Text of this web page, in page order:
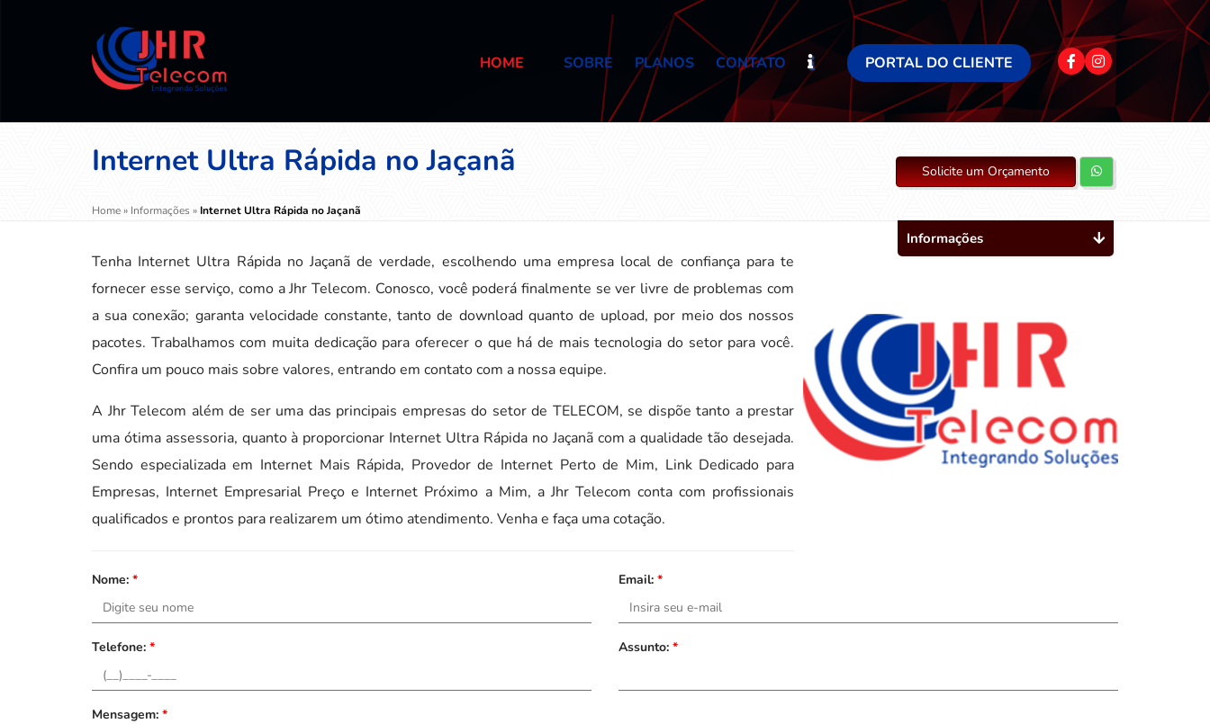
HOME SOBRE PLANOS CONTATO PORTAL DO CLIENTE
Internet Ultra Rápida no Jaçanã
Home» Informações »Internet Ultra Rápida no Jaçanã
Solicite um Orçamento
Tenha Internet Ultra Rápida no Jaçanã de verdade, escolhendo uma empresa local de confiança para te
fornecer esse serviço, como a Jhr Telecom. Conosco, você poderá finalmente se ver livre de problemas com
a sua conexão; garanta velocidade constante, tanto de download quanto de upload, por meio dos nossos
pacotes. Trabalhamos com muita dedicação para oferecer o que há de mais tecnologia do setor para você.
Confira um pouco mais sobre valores, entrando em contato com a nossa equipe.
A Jhr Telecom além de ser uma das principais empresas do setor de TELECOM, se dispõe tanto a prestar
uma ótima assessoria, quanto à proporcionar Internet Ultra Rápida no Jaçanã com a qualidade tão desejada.
Sendo especializada em Internet Mais Rápida, Provedor de Internet Perto de Mim, Link Dedicado para
Empresas, Internet Empresarial Preço e Internet Próximo a Mim, a Jhr Telecom conta com profissionais
qualificados e prontos para realizarem um ótimo atendimento. Venha e faça uma cotação.
Nome: * Email: *
Telefone: * Assunto: *
Mensagem: *
Informações